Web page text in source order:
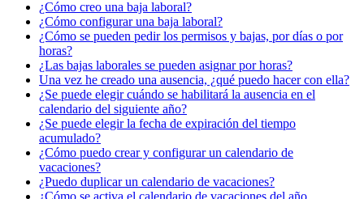
¿Cómo creo una baja laboral?
¿Cómo configurar una baja laboral?
¿Cómo se pueden pedir los permisos y bajas, por días o por
horas?
¿Las bajas laborales se pueden asignar por horas?
Una vez he creado una ausencia, ¿qué puedo hacer con ella?
¿Se puede elegir cuándo se habilitará la ausencia en el
calendario del siguiente año?
¿Se puede elegir la fecha de expiración del tiempo
acumulado?
¿Cómo puedo crear y configurar un calendario de
vacaciones?
¿Puedo duplicar un calendario de vacaciones?
¿Cómo se activa el calendario de vacaciones del año